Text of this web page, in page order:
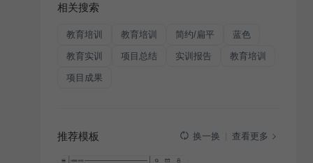
相关搜索
教育培训 教育培训 简约/扁平 蓝色
教育实训 项目总结 实训报告 教育培训
项目成果
推荐模板 换一换 查看更多